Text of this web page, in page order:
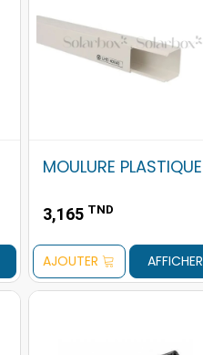
MOULURE PLASTIQUE
3,165 TND
AJOUTER AFFICHER